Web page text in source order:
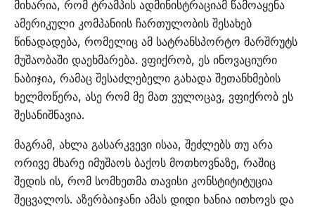
მიხარია, რომ ტრამპის ადმინისტრაციამ წამოაყენა
ამერიკული კომპანიის ჩართულობის შესახებ
წინადადება, რომელიც ამ სატრანსპორტო მარშრუტს
მუშაობაში დაეხმარება. ვფიქრობ, ეს ინოვაციური
ნაბიჯია, რამაც შესაძლებელი გახადა შეთანხმების
ხელმოწერა, ასე რომ მე მათ ვულოცავ, ვფიქრობ ეს
შესანიშნავია.
მაგრამ, ახლა გასარკვევი ისაა, შეძლებს თუ არა
ორივე მხარე იმუშაოს ბაქოს მოთხოვნაზე, რაშიც
შედის ის, რომ სომხეთმა თავისი კონსტიტიტუცია
შეცვალოს. აზერბაიჯანი ამას დიდი ხანია ითხოვს და